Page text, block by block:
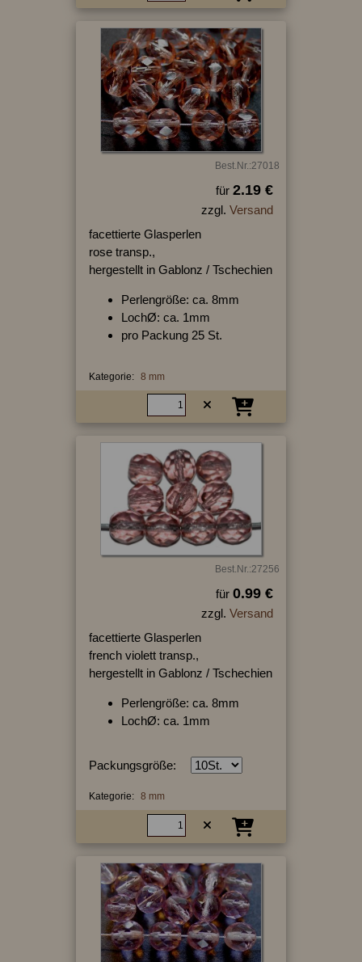
Best.Nr.:27018
für 2.19 €
zzgl. Versand
facettierte Glasperlen
rose transp.,
hergestellt in Gablonz / Tschechien
Perlengröße: ca. 8mm
LochØ: ca. 1mm
pro Packung 25 St.
Kategorie: 8 mm
Best.Nr.:27256
für 0.99 €
zzgl. Versand
facettierte Glasperlen
french violett transp.,
hergestellt in Gablonz / Tschechien
Perlengröße: ca. 8mm
LochØ: ca. 1mm
Packungsgröße:
Kategorie: 8 mm